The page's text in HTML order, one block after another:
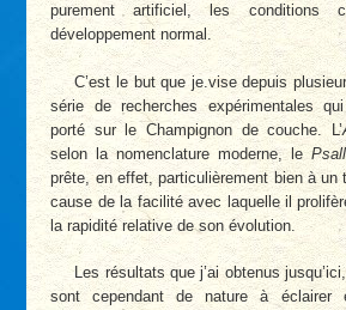
purement artificiel, les conditions
développement normal.
C’est le but que je.vise depuis
série de recherches expérimentales
porté sur le Champignon de couche. L’
selon la nomenclature moderne, le
prête, en effet, particulièrement bien à un
cause de la facilité avec laquelle il
la rapidité relative de son évolution.
Les résultats que j’ai obtenus
sont cependant de nature à éclairer